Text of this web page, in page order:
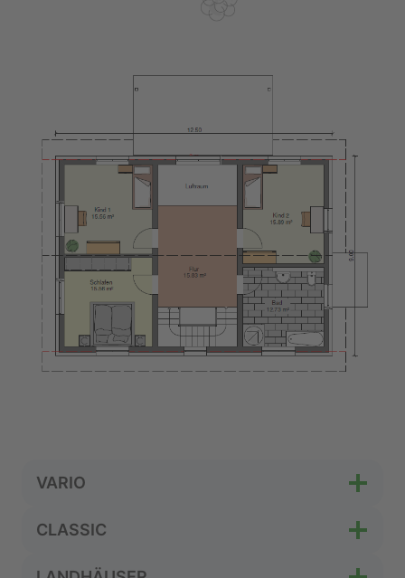
VARIO
CLASSIC